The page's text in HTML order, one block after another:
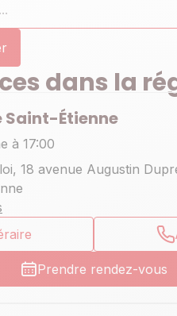
dans la
Saint-Étienne
à 17:00
18 avenue Augustin
Prendre rendez-vous